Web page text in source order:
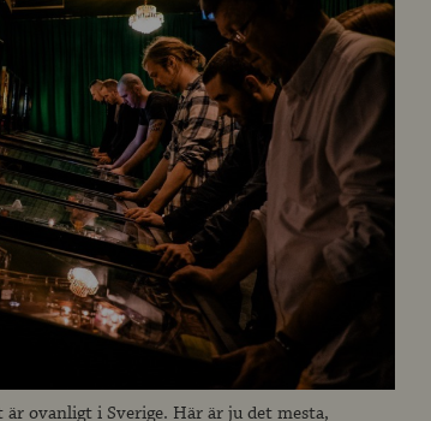
ovanligt i Sverige. Här är ju det mesta,